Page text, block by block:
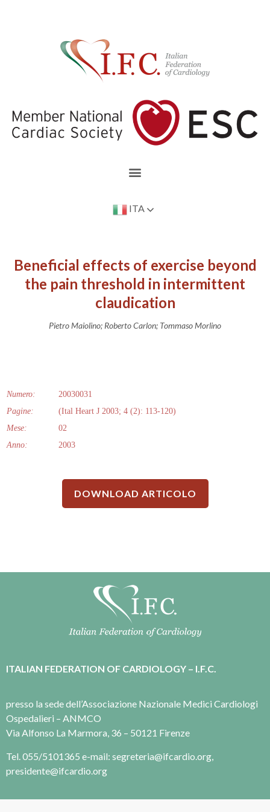
ITA
Beneficial effects of exercise beyond
the pain threshold in intermittent
claudication
Pietro Maiolino; Roberto Carlon; Tommaso Morlino
Numero:
20030031
Pagine:
(Ital Heart J 2003; 4 (2): 113-120)
Mese:
02
Anno:
2003
DOWNLOAD ARTICOLO
ITALIAN FEDERATION OF CARDIOLOGY – I.F.C.
presso la sede dell’Associazione Nazionale Medici Cardiologi
Ospedalieri – ANMCO
Via Alfonso La Marmora, 36 – 50121 Firenze
Tel. 055/5101365 e-mail: segreteria@ifcardio.org,
presidente@ifcardio.org